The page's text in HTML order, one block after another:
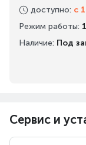
доступно: с
Режим работы:
Наличие: Под
Сервис и